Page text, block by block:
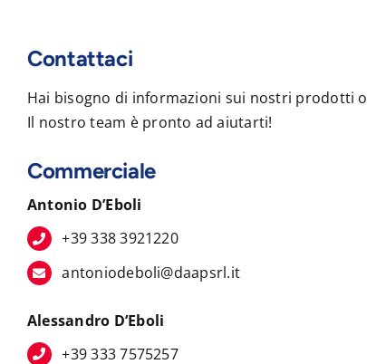
Contattaci
Hai bisogno di informazioni sui nostri prodotti
Il nostro team è pronto ad aiutarti!
Commerciale
Antonio D’Eboli
+39 338 3921220
antoniodeboli@daapsrl.it
Alessandro D’Eboli
+39 333 7575257